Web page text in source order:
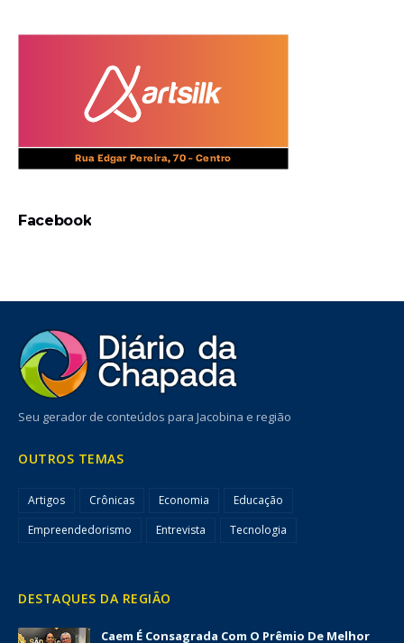
Facebook
Seu gerador de conteúdos para Jacobina e região
OUTROS TEMAS
Artigos Crônicas Economia
Educação
Empreendedorismo
Entrevista Tecnologia
DESTAQUES DA REGIÃO
Caem É Consagrada Com O Prêmio De Melhor